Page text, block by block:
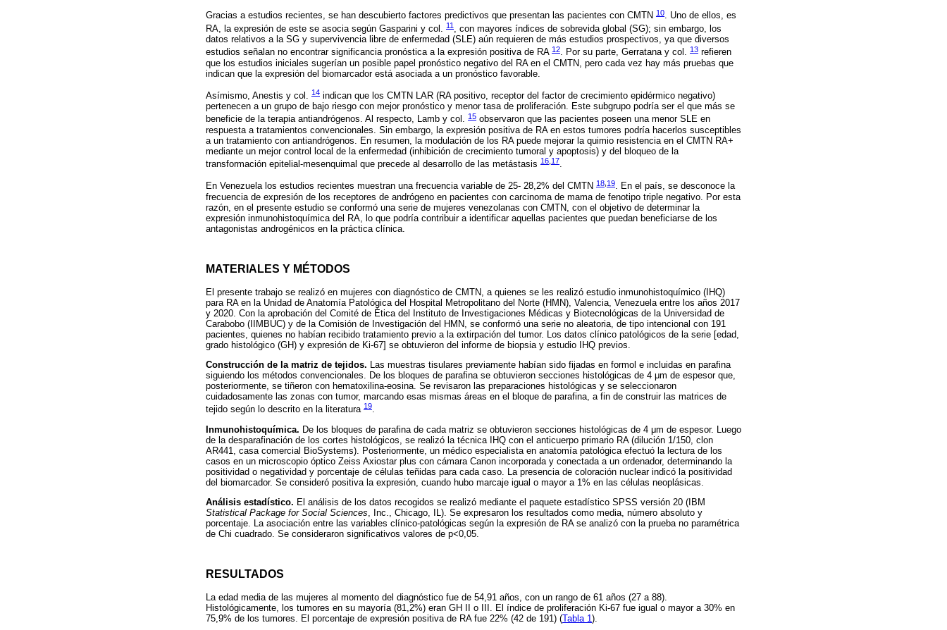
Gracias a estudios recientes, se han descubierto factores predictivos que presentan las pacientes con CMTN 10. Uno de ellos, es
RA, la expresión de este se asocia según Gasparini y col. 11 , con mayores índices de sobrevida global (SG); sin embargo, los
datos relativos a la SG y supervivencia libre de enfermedad (SLE) aún requieren de más estudios prospectivos, ya que diversos
estudios señalan no encontrar significancia pronóstica a la expresión positiva de RA 12. Por su parte, Gerratana y col. 13 refieren
que los estudios iniciales sugerían un posible papel pronóstico negativo del RA en el CMTN, pero cada vez hay más pruebas que
indican que la expresión del biomarcador está asociada a un pronóstico favorable.
Asímismo, Anestis y col. 14 indican que los CMTN LAR (RA positivo, receptor del factor de crecimiento epidérmico negativo)
pertenecen a un grupo de bajo riesgo con mejor pronóstico y menor tasa de proliferación. Este subgrupo podría ser el que más se
beneficie de la terapia antiandrógenos. Al respecto, Lamb y col. 15 observaron que las pacientes poseen una menor SLE en
respuesta a tratamientos convencionales. Sin embargo, la expresión positiva de RA en estos tumores podría hacerlos susceptibles
a un tratamiento con antiandrógenos. En resumen, la modulación de los RA puede mejorar la quimio resistencia en el CMTN RA+
mediante un mejor control local de la enfermedad (inhibición de crecimiento tumoral y apoptosis) y del bloqueo de la
transformación epitelial-mesenquimal que precede al desarrollo de las metástasis 16 17
En Venezuela los estudios recientes muestran una frecuencia variable de 25- 28,2% del CMTN 18 19. En el país, se desconoce la
frecuencia de expresión de los receptores de andrógeno en pacientes con carcinoma de mama de fenotipo triple negativo. Por esta
razón, en el presente estudio se conformó una serie de mujeres venezolanas con CMTN, con el objetivo de determinar la
expresión inmunohistoquímica del RA, lo que podría contribuir a identificar aquellas pacientes que puedan beneficiarse de los
antagonistas androgénicos en la práctica clínica.
MATERIALES Y MÉTODOS
El presente trabajo se realizó en mujeres con diagnóstico de CMTN, a quienes se les realizó estudio inmunohistoquímico (IHQ)
para RA en la Unidad de Anatomía Patológica del Hospital Metropolitano del Norte (HMN), Valencia, Venezuela entre los años 2017
y 2020. Con la aprobación del Comité de Ética del Instituto de Investigaciones Médicas y Biotecnológicas de la Universidad de
Carabobo (IIMBUC) y de la Comisión de Investigación del HMN, se conformó una serie no aleatoria, de tipo intencional con 191
pacientes, quienes no habían recibido tratamiento previo a la extirpación del tumor. Los datos clínico patológicos de la serie [edad,
grado histológico (GH) y expresión de Ki-67] se obtuvieron del informe de biopsia y estudio IHQ previos.
Construcción de la matriz de tejidos. Las muestras tisulares previamente habían sido fijadas en formol e incluidas en parafina
siguiendo los métodos convencionales. De los bloques de parafina se obtuvieron secciones histológicas de 4 μm de espesor que,
posteriormente, se tiñeron con hematoxilina-eosina. Se revisaron las preparaciones histológicas y se seleccionaron
cuidadosamente las zonas con tumor, marcando esas mismas áreas en el bloque de parafina, a fin de construir las matrices de
tejido según lo descrito en la literatura 19.
Inmunohistoquímica. De los bloques de parafina de cada matriz se obtuvieron secciones histológicas de 4 μm de espesor. Luego
de la desparafinación de los cortes histológicos, se realizó la técnica IHQ con el anticuerpo primario RA (dilución 1/150, clon
AR441, casa comercial BioSystems). Posteriormente, un médico especialista en anatomía patológica efectuó la lectura de los
casos en un microscopio óptico Zeiss Axiostar plus con cámara Canon incorporada y conectada a un ordenador, determinando la
positividad o negatividad y porcentaje de células teñidas para cada caso. La presencia de coloración nuclear indicó la positividad
del biomarcador. Se consideró positiva la expresión, cuando hubo marcaje igual o mayor a 1% en las células neoplásicas.
Análisis estadístico. El análisis de los datos recogidos se realizó mediante el paquete estadístico SPSS versión 20 (IBM
Statistical Package for Social Sciences , Inc., Chicago, IL). Se expresaron los resultados como media, número absoluto y
porcentaje. La asociación entre las variables clínico-patológicas según la expresión de RA se analizó con la prueba no paramétrica
de Chi cuadrado. Se consideraron significativos valores de p<0,05.
RESULTADOS
La edad media de las mujeres al momento del diagnóstico fue de 54,91 años, con un rango de 61 años (27 a 88).
Histológicamente, los tumores en su mayoría (81,2%) eran GH II o III. El índice de proliferación Ki-67 fue igual o mayor a 30% en
75,9% de los tumores. El porcentaje de expresión positiva de RA fue 22% (42 de 191) (Tabla 1).